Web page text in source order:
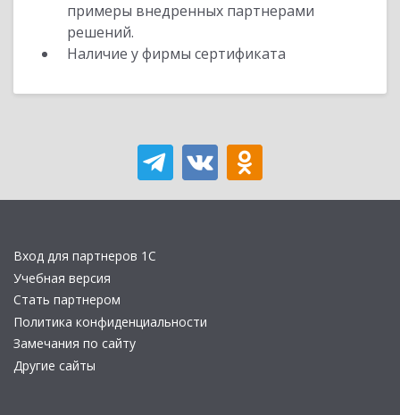
примеры внедренных партнерами
решений.
Наличие у фирмы сертификата
Вход для партнеров 1С
Учебная версия
Стать партнером
Политика конфиденциальности
Замечания по сайту
Другие сайты